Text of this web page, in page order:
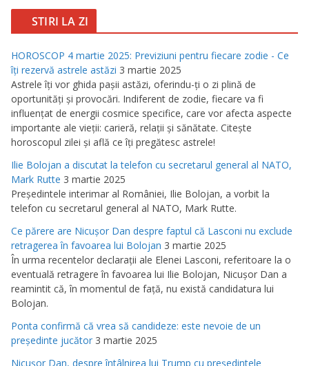
STIRI LA ZI
HOROSCOP 4 martie 2025: Previziuni pentru fiecare zodie - Ce
îţi rezervă astrele astăzi 3 martie 2025
Astrele îţi vor ghida paşii astăzi, oferindu-ţi o zi plină de
oportunităţi şi provocări. Indiferent de zodie, fiecare va fi
influenţat de energii cosmice specifice, care vor afecta aspecte
importante ale vieţii: carieră, relaţii şi sănătate. Citeşte
horoscopul zilei şi află ce îţi pregătesc astrele!
Ilie Bolojan a discutat la telefon cu secretarul general al NATO,
Mark Rutte 3 martie 2025
Preşedintele interimar al României, Ilie Bolojan, a vorbit la
telefon cu secretarul general al NATO, Mark Rutte.
Ce părere are Nicuşor Dan despre faptul că Lasconi nu exclude
retragerea în favoarea lui Bolojan 3 martie 2025
În urma recentelor declaraţii ale Elenei Lasconi, referitoare la o
eventuală retragere în favoarea lui Ilie Bolojan, Nicuşor Dan a
reamintit că, în momentul de faţă, nu există candidatura lui
Bolojan.
Ponta confirmă că vrea să candideze: este nevoie de un
preşedinte jucător 3 martie 2025
Nicuşor Dan, despre întâlnirea lui Trump cu preşedintele